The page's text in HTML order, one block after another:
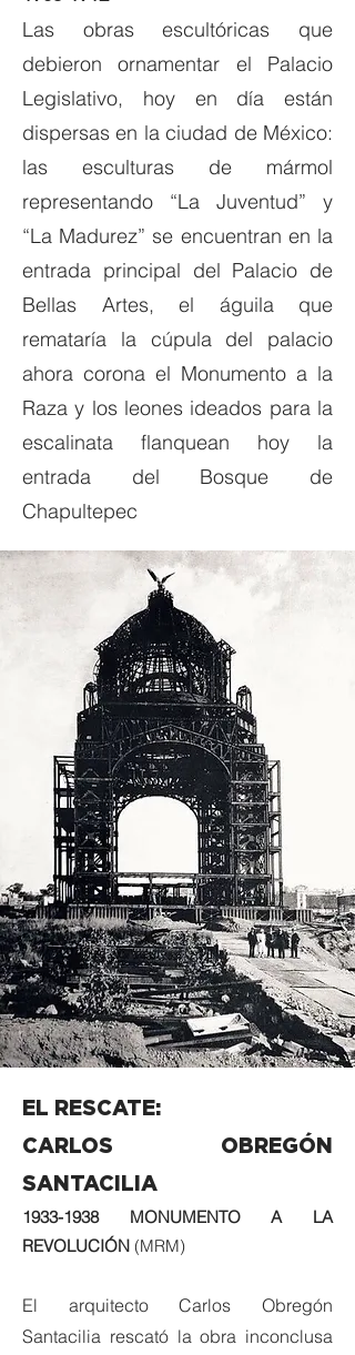
Las obras escultóricas que
debieron ornamentar el Palacio
Legislativo, hoy en día están
dispersas en la ciudad de México:
las esculturas de mármol
representando “La Juventud” y
“La Madurez” se encuentran en la
entrada principal del Palacio de
Bellas Artes, el águila que
remataría la cúpula del palacio
ahora corona el Monumento a la
Raza y los leones ideados para la
escalinata flanquean hoy la
entrada del Bosque de
Chapultepec
EL RESCATE:
CARLOS OBREGÓN
SANTACILIA
1933-1938MONUMENTO A LA
REVOLUCIÓN (MRM)
El arquitecto Carlos Obregón
Santacilia rescató la obra inconclusa